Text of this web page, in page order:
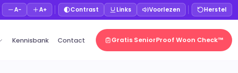
A− A+ Contrast Links Voorlezen Herstel
Kennisbank Contact Gratis SeniorProof Woon Check™